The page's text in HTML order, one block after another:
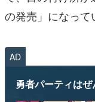
の発売」になって
AD
勇者パーティはぜ